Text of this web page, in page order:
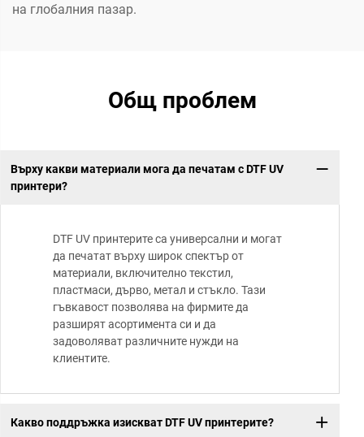
на глобалния пазар.
Общ проблем
Върху какви материали мога да печатам с DTF UV
принтери?
DTF UV принтерите са универсални и могат
да печатат върху широк спектър от
материали, включително текстил,
пластмаси, дърво, метал и стъкло. Тази
гъвкавост позволява на фирмите да
разширят асортимента си и да
задоволяват различните нужди на
клиентите.
Какво поддръжка изискват DTF UV принтерите?